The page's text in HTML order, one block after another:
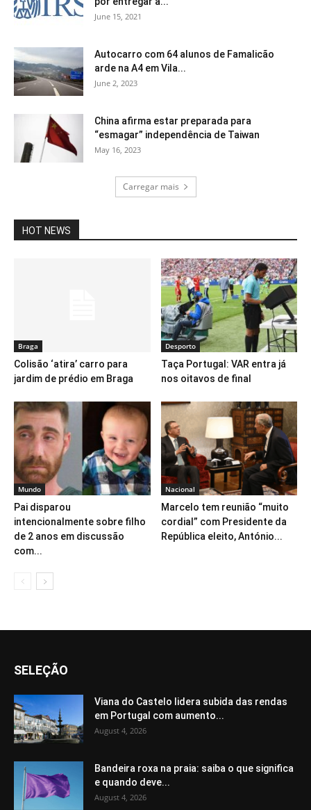
June 15, 2021
Autocarro com 64 alunos de Famalicão
arde na A4 em Vila...
June 2, 2023
China afirma estar preparada para
“esmagar” independência de Taiwan
May 16, 2023
Carregar mais
HOT NEWS
Braga
Colisão ‘atira’ carro para
jardim de prédio em Braga
Desporto
Taça Portugal: VAR entra já
nos oitavos de final
Mundo
Pai disparou
intencionalmente sobre filho
de 2 anos em discussão
com...
Nacional
Marcelo tem reunião “muito
cordial” com Presidente da
República eleito, António...
SELEÇÃO
Viana do Castelo lidera subida das rendas
em Portugal com aumento...
August 4, 2026
Bandeira roxa na praia: saiba o que significa
e quando deve...
August 4, 2026